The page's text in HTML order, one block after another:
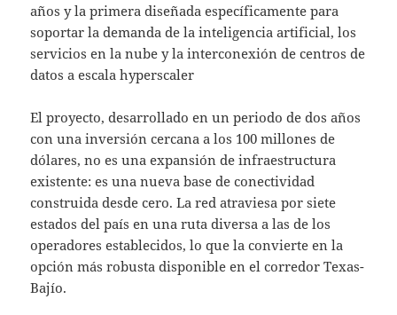
años y la primera diseñada específicamente para
soportar la demanda de la inteligencia artificial, los
servicios en la nube y la interconexión de centros de
datos a escala hyperscaler
El proyecto, desarrollado en un periodo de dos años
con una inversión cercana a los 100 millones de
dólares, no es una expansión de infraestructura
existente: es una nueva base de conectividad
construida desde cero. La red atraviesa por siete
estados del país en una ruta diversa a las de los
operadores establecidos, lo que la convierte en la
opción más robusta disponible en el corredor Texas-
Bajío.